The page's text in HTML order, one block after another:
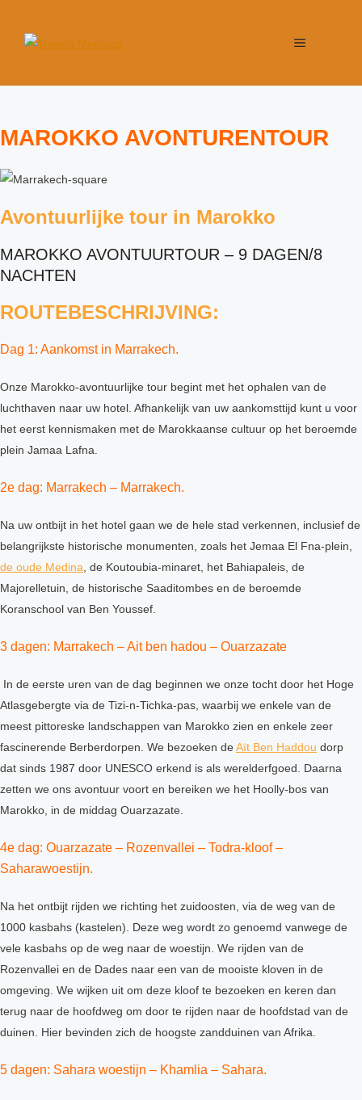
MAROKKO AVONTURENTOUR
Avontuurlijke tour in Marokko
MAROKKO AVONTUURTOUR – 9 DAGEN/8
NACHTEN
ROUTEBESCHRIJVING:
Dag 1: Aankomst in Marrakech.
Onze Marokko-avontuurlijke tour begint met het ophalen van de
luchthaven naar uw hotel. Afhankelijk van uw aankomsttijd kunt u voor
het eerst kennismaken met de Marokkaanse cultuur op het beroemde
plein Jamaa Lafna.
2e dag: Marrakech – Marrakech.
Na uw ontbijt in het hotel gaan we de hele stad verkennen, inclusief de
belangrijkste historische monumenten, zoals het Jemaa El Fna-plein,
de oude Medina , de Koutoubia-minaret, het Bahiapaleis, de
Majorelletuin, de historische Saaditombes en de beroemde
Koranschool van Ben Youssef.
3 dagen: Marrakech – Ait ben hadou – Ouarzazate
In de eerste uren van de dag beginnen we onze tocht door het Hoge
Atlasgebergte via de Tizi-n-Tichka-pas, waarbij we enkele van de
meest pittoreske landschappen van Marokko zien en enkele zeer
fascinerende Berberdorpen. We bezoeken deAït Ben Haddou dorp
dat sinds 1987 door UNESCO erkend is als werelderfgoed. Daarna
zetten we ons avontuur voort en bereiken we het Hoolly-bos van
Marokko, in de middag Ouarzazate.
4e dag: Ouarzazate – Rozenvallei – Todra-kloof –
Saharawoestijn.
Na het ontbijt rijden we richting het zuidoosten, via de weg van de
1000 kasbahs (kastelen). Deze weg wordt zo genoemd vanwege de
vele kasbahs op de weg naar de woestijn. We rijden van de
Rozenvallei en de Dades naar een van de mooiste kloven in de
omgeving. We wijken uit om deze kloof te bezoeken en keren dan
terug naar de hoofdweg om door te rijden naar de hoofdstad van de
duinen. Hier bevinden zich de hoogste zandduinen van Afrika.
5 dagen: Sahara woestijn – Khamlia – Sahara.